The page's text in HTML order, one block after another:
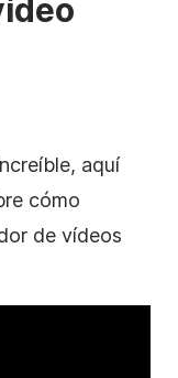
aquí
cómo
de vídeos